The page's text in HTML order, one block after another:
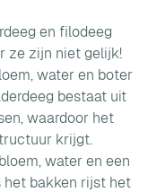
en filodeeg
ze zijn niet gelijk!
water en boter
bestaat uit
waardoor het
krijgt.
water en een
het bakken rijst het